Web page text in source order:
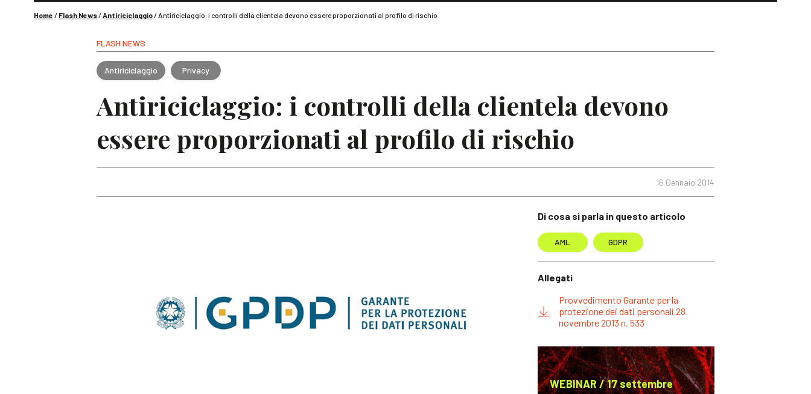
Home / Flash News/Antiriciclaggio/Antiriciclaggio: i controlli della clientela devono essere proporzionati al profilo di rischio
FLASH NEWS
Antiriciclaggio Privacy
Antiriciclaggio: i controlli della clientela devono
essere proporzionati al profilo di rischio
16 Gennaio 2014
Di cosa si parla in questo articolo
AML GDPR
Allegati
Provvedimento Garante per la
protezione dei dati personali 28
novembre 2013 n. 533
WEBINAR / 17 settembre